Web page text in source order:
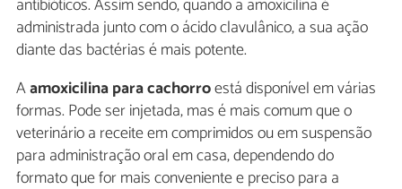
administrada junto com o ácido clavulânico, a sua ação
diante das bactérias é mais potente.
Aamoxicilina para cachorroestá disponível em várias
formas. Pode ser injetada, mas é mais comum que o
veterinário a receite em comprimidos ou em suspensão
para administração oral em casa, dependendo do
formato que for mais conveniente e preciso para a